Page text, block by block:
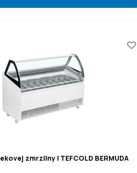
zmrzliny | TEFCOLD BERMUDA